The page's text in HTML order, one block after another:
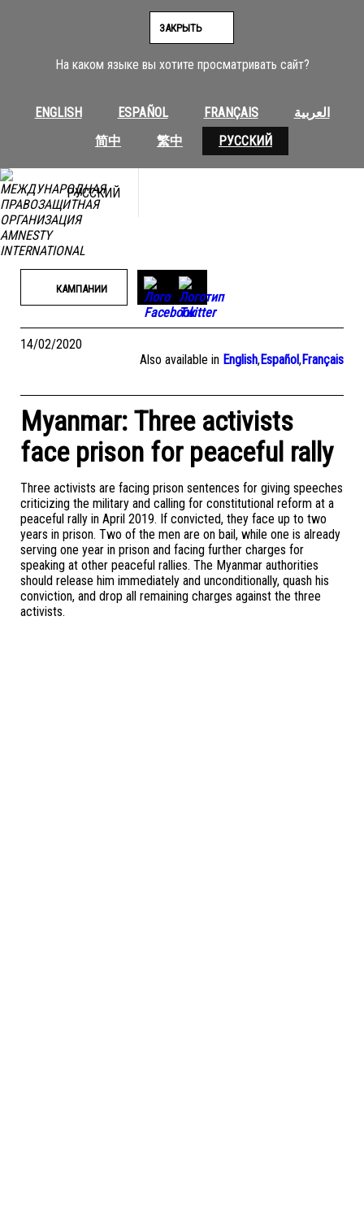
На каком языке вы хотите просматривать сайт?
ENGLISH ESPAÑOL FRANÇAIS
العربية
简中
繁中 РУССКИЙ
ЗАКРЫТЬ
РУССКИЙ
КАМПАНИИ
14/02/2020
Also available in English,Español,Français
Myanmar: Three activists
face prison for peaceful rally
Three activists are facing prison sentences for giving speeches
criticizing the military and calling for constitutional reform at a
peaceful rally in April 2019. If convicted, they face up to two
years in prison. Two of the men are on bail, while one is already
serving one year in prison and facing further charges for
speaking at other peaceful rallies. The Myanmar authorities
should release him immediately and unconditionally, quash his
conviction, and drop all remaining charges against the three
activists.